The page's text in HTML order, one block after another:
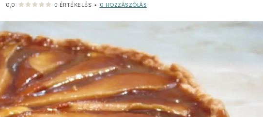
0,0 0 ÉRTÉKELÉS • 0 HOZZÁSZÓLÁS